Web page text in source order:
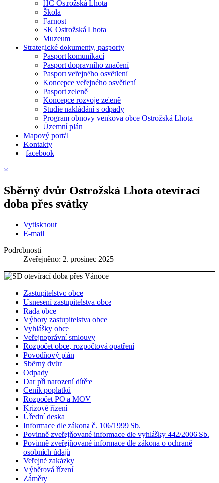
HC Ostrožská Lhota
Škola
Farnost
SK Ostrožská Lhota
Muzeum
Strategické dokumenty, pasporty
Pasport komunikací
Pasport dopravního značení
Pasport veřejného osvětlení
Koncepce veřejného osvětlení
Pasport zeleně
Koncepce rozvoje zeleně
Studie nakládání s odpady
Program obnovy venkova obce Ostrožská Lhota
Územní plán
Mapový portál
Kontakty
facebook
×
Sběrný dvůr Ostrožská Lhota otevírací
doba přes svátky
Vytisknout
E-mail
Podrobnosti
Zveřejněno: 2. prosinec 2025
Zastupitelstvo obce
Usnesení zastupitelstva obce
Rada obce
Výbory zastupitelstva obce
Vyhlášky obce
Veřejnoprávní smlouvy
Rozpočet obce, rozpočtová opatření
Povodňový plán
Sběrný dvůr
Odpady
Dar při narození dítěte
Ceník poplatků
Rozpočet PO a MOV
Krizové řízení
Úřední deska
Informace dle zákona č. 106/1999 Sb.
Povinně zveřejňované informace dle vyhlášky 442/2006 Sb.
Povinně zveřejňované informace dle zákona o ochraně
osobních údajů
Veřejné zakázky
Výběrová řízení
Záměry